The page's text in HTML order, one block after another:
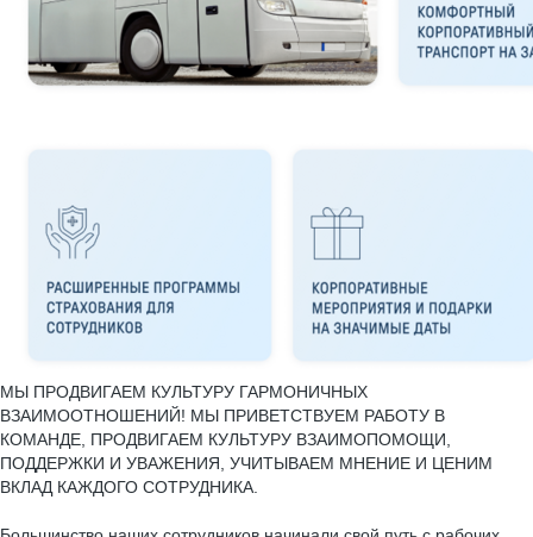
МЫ ПРОДВИГАЕМ КУЛЬТУРУ ГАРМОНИЧНЫХ
ВЗАИМООТНОШЕНИЙ! МЫ ПРИВЕТСТВУЕМ РАБОТУ В
КОМАНДЕ, ПРОДВИГАЕМ КУЛЬТУРУ ВЗАИМОПОМОЩИ,
ПОДДЕРЖКИ И УВАЖЕНИЯ, УЧИТЫВАЕМ МНЕНИЕ И ЦЕНИМ
ВКЛАД КАЖДОГО СОТРУДНИКА.